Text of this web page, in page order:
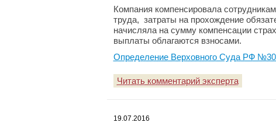
Компания компенсировала
труда, затраты на прохождение
начисляла на сумму компенсации
выплаты облагаются взносами.
Определение Верховного Суда РФ
Читать комментарий эксперта
19.07.2016